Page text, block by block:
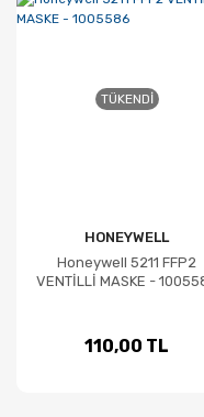
TÜKENDI
HONEYWELL
Honeywell 5211 FFP2
VENTİLLİ MASKE -
110,00 TL